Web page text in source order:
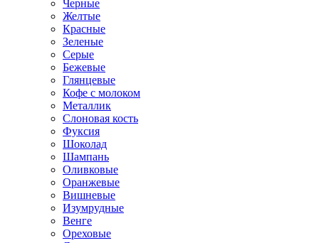
Черные
Желтые
Красные
Зеленые
Серые
Бежевые
Глянцевые
Кофе с молоком
Металлик
Слоновая кость
Фуксия
Шоколад
Шампань
Оливковые
Оранжевые
Вишневые
Изумрудные
Венге
Ореховые